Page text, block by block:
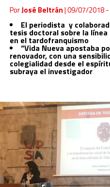
PorJosé Beltrán|09/07/2018 -
El periodista y
tesis doctoral sobre la
en el tardofranquismo
“Vida Nueva apostaba
renovador, con una
colegialidad desde el
subraya el investigador